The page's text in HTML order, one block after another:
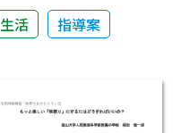
生活 指導案